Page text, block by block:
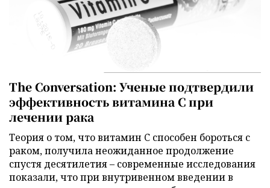
The Conversation: Ученые подтвердили
эффективность витамина C при
лечении рака
Теория о том, что витамин C способен бороться с
раком, получила неожиданное продолжение
спустя десятилетия – современные исследования
показали, что при внутривенном введении в